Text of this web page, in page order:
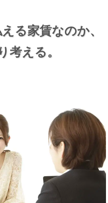
る家賃なのか、
考える。